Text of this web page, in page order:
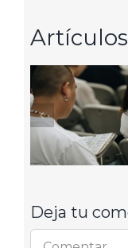
Deja tu
Comentar